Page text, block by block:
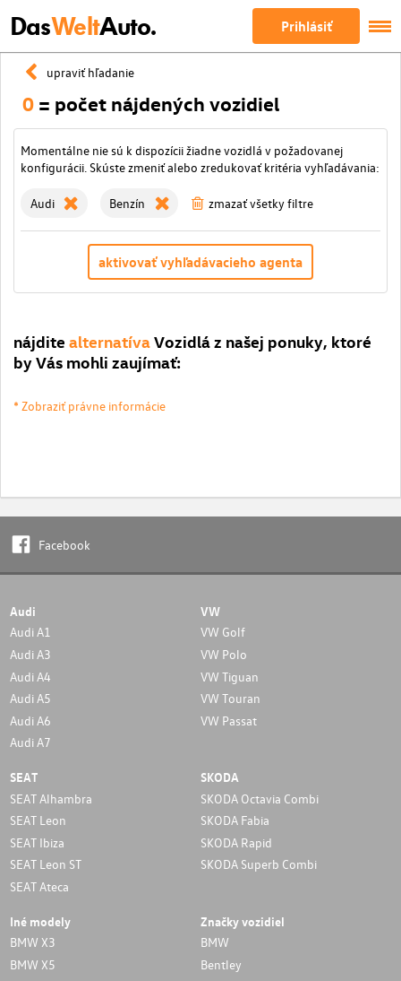
DasWeltAuto. Prihlásiť
upraviť hľadanie
0 = počet nájdených vozidiel
Momentálne nie sú k dispozícii žiadne vozidlá v požadovanej
konfigurácii. Skúste zmeniť alebo zredukovať kritéria vyhľadávania:
Audi Benzín zmazať všetky filtre
aktivovať vyhľadávacieho agenta
nájdite alternatívaVozidlá z našej ponuky, ktoré
by Vás mohli zaujímať:
* Zobraziť právne informácie
Facebook
Audi
Audi A1
Audi A3
Audi A4
Audi A5
Audi A6
Audi A7
VW
VW Golf
VW Polo
VW Tiguan
VW Touran
VW Passat
SEAT
SEAT Alhambra
SEAT Leon
SEAT Ibiza
SEAT Leon ST
SEAT Ateca
SKODA
SKODA Octavia Combi
SKODA Fabia
SKODA Rapid
SKODA Superb Combi
Iné modely
BMW X3
BMW X5
Značky vozidiel
BMW
Bentley